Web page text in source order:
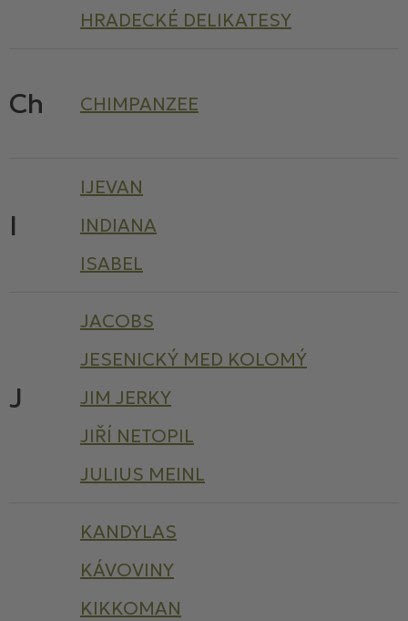
HRADECKÉ DELIKATESY
Ch CHIMPANZEE
I
IJEVAN
INDIANA
ISABEL
J
JACOBS
JESENICKÝ MED KOLOMÝ
JIM JERKY
JIŘÍ NETOPIL
JULIUS MEINL
KANDYLAS
KÁVOVINY
KIKKOMAN